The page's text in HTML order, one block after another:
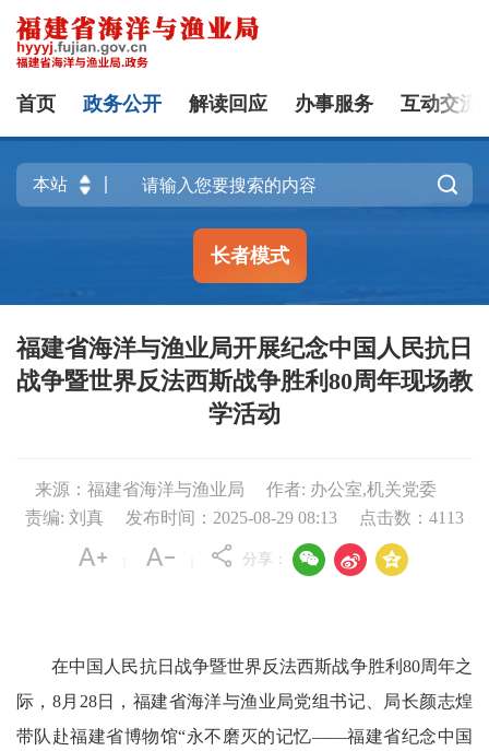
首页 政务公开 解读回应 办事服务 互动交流

长者模式
福建省海洋与渔业局开展纪念中国人民抗日
战争暨世界反法西斯战争胜利80周年现场教
学活动
来源：福建省海洋与渔业局
作者: 办公室,机关党委
责编: 刘真
发布时间：2025-08-29 08:13 点击数： 4113
分享：   
在中国人民抗日战争暨世界反法西斯战争胜利80周年之
际，8月28日，福建省海洋与渔业局党组书记、局长颜志煌
带队赴福建省博物馆“永不磨灭的记忆——福建省纪念中国